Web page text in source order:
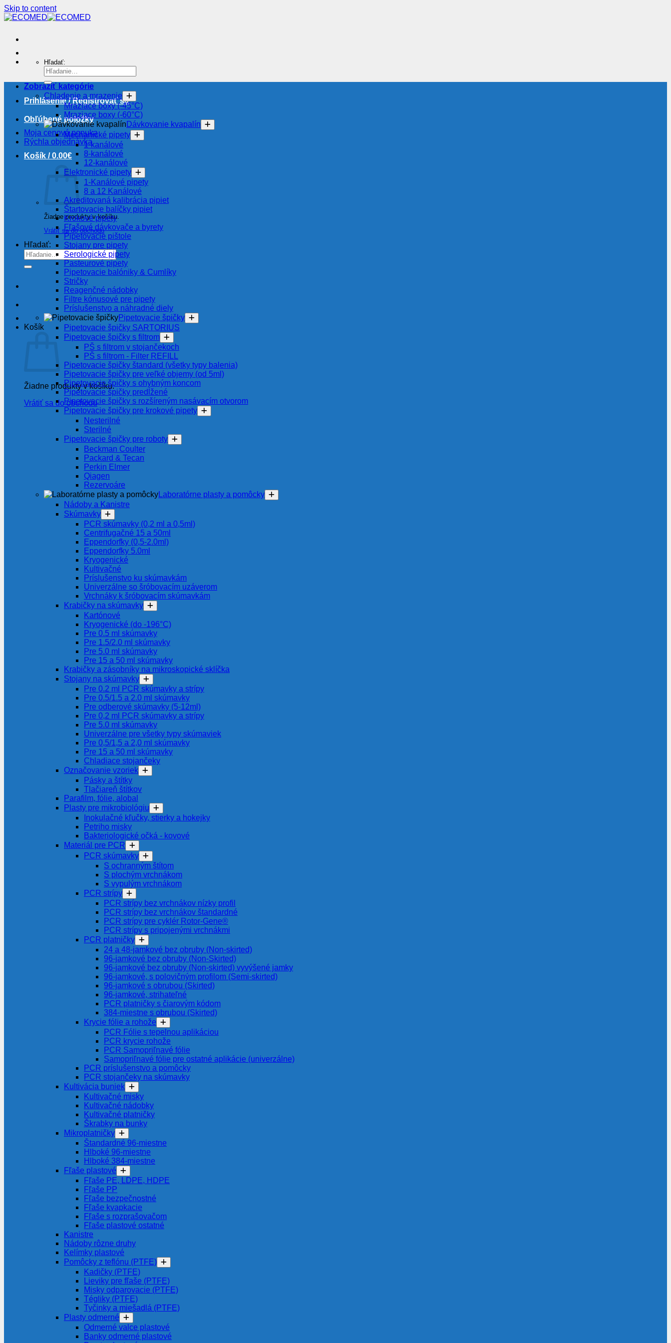
Skip to content
Hľadať:
Prihlásenie / Registrovať sa
Obľúbené položky
Moja cenová ponuka
Rýchla objednávka
Košík /0.00€
Žiadne produkty v košíku.
Vrátiť sa do obchodu
Hľadať:
Košík
Žiadne produkty v košíku.
Vrátiť sa do obchodu
Zobraziť kategórie
Chladenie a mrazenie
Mraziace boxy (-45°C)
Mraziace boxy (-60°C)
Dávkovanie kvapalín
Mechanické pipety
1-kanálové
8-kanálové
12-kanálové
Elektronické pipety
1-Kanálové pipety
8 a 12 Kanálové
Akreditovaná kalibrácia pipiet
Štartovacie balíčky pipiet
Krokové pipety
Fľašové dávkovače a byrety
Pipetovacie pištole
Stojany pre pipety
Serologické pipety
Pasteurové pipety
Pipetovacie balóniky & Cumlíky
Stričky
Reagenčné nádobky
Filtre kónusové pre pipety
Príslušenstvo a náhradné diely
Pipetovacie špičky
Pipetovacie špičky SARTORIUS
Pipetovacie špičky s filtrom
PŠ s filtrom v stojančekoch
PŠ s filtrom - Filter REFILL
Pipetovacie špičky štandard (všetky typy balenia)
Pipetovacie špičky pre veľké objemy (od 5ml)
Pipetovacie špičky s ohybným koncom
Pipetovacie špičky predĺžené
Pipetovacie špičky s rozšíreným nasávacím otvorom
Pipetovacie špičky pre krokové pipety
Nesterilné
Sterilné
Pipetovacie špičky pre roboty
Beckman Coulter
Packard & Tecan
Perkin Elmer
Qiagen
Rezervoáre
Laboratórne plasty a pomôcky
Nádoby a Kanistre
Skúmavky
PCR skúmavky (0,2 ml a 0,5ml)
Centrifugačné 15 a 50ml
Eppendorfky (0,5-2.0ml)
Eppendorfky 5.0ml
Kryogenické
Kultivačné
Príslušenstvo ku skúmavkám
Univerzálne so šróbovacím uzáverom
Vrchnáky k šróbovacím skúmavkám
Krabičky na skúmavky
Kartónové
Kryogenické (do -196°C)
Pre 0.5 ml skúmavky
Pre 1.5/2.0 ml skúmavky
Pre 5.0 ml skúmavky
Pre 15 a 50 ml skúmavky
Krabičky a zásobníky na mikroskopické sklíčka
Stojany na skúmavky
Pre 0.2 ml PCR skúmavky a strípy
Pre 0.5/1.5 a 2.0 ml skúmavky
Pre odberové skúmavky (5-12ml)
Pre 0,2 ml PCR skúmavky a strípy
Pre 5.0 ml skúmavky
Univerzálne pre všetky typy skúmaviek
Pre 0,5/1,5 a 2,0 ml skúmavky
Pre 15 a 50 ml skúmavky
Chladiace stojančeky
Označovanie vzoriek
Pásky a štítky
Tlačiareň štítkov
Parafilm, fólie, alobal
Plasty pre mikrobiológiu
Inokulačné kľučky, stierky a hokejky
Petriho misky
Bakteriologické očká - kovové
Materiál pre PCR
PCR skúmavky
S ochranným štítom
S plochým vrchnákom
S vypulým vrchnákom
PCR strípy
PCR strípy bez vrchnákov nízky profil
PCR strípy bez vrchnákov štandardné
PCR strípy pre cyklér Rotor-Gene®
PCR strípy s pripojenými vrchnákmi
PCR platničky
24 a 48-jamkové bez obruby (Non-skirted)
96-jamkové bez obruby (Non-Skirted)
96-jamkové bez obruby (Non-skirted) vyvýšené jamky
96-jamkové, s polovičným profilom (Semi-skirted)
96-jamkové s obrubou (Skirted)
96-jamkové, strihateľné
PCR platničky s čiarovým kódom
384-miestne s obrubou (Skirted)
Krycie fólie a rohože
PCR Fólie s tepelnou aplikáciou
PCR krycie rohože
PCR Samopriľnavé fólie
Samopriľnavé fólie pre ostatné aplikácie (univerzálne)
PCR príslušenstvo a pomôcky
PCR stojančeky na skúmavky
Kultivácia buniek
Kultivačné misky
Kultivačné nádobky
Kultivačné platničky
Škrabky na bunky
Mikroplatničky
Štandardné 96-miestne
Hlboké 96-miestne
Hlboké 384-miestne
Fľaše plastové
Fľaše PE, LDPE, HDPE
Fľaše PP
Fľaše bezpečnostné
Fľaše kvapkacie
Fľaše s rozprašovačom
Fľaše plastové ostatné
Kanistre
Nádoby rôzne druhy
Kelímky plastové
Pomôcky z teflónu (PTFE)
Kadičky (PTFE)
Lieviky pre fľaše (PTFE)
Misky odparovacie (PTFE)
Tégliky (PTFE)
Tyčinky a miešadlá (PTFE)
Plasty odmerné
Odmerné valce plastové
Banky odmerné plastové